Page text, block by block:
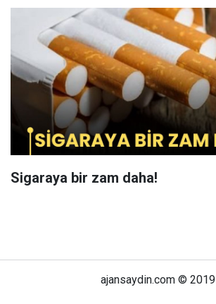
Sigaraya bir zam daha!
ajansaydin.com © 2019